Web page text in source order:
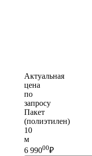
Актуальная
цена
по
запросу
Пакет
(полиэтилен)
10
м
6 99000₽